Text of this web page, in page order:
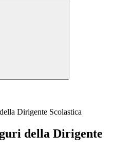
Dirigente Scolastica
della Dirigente